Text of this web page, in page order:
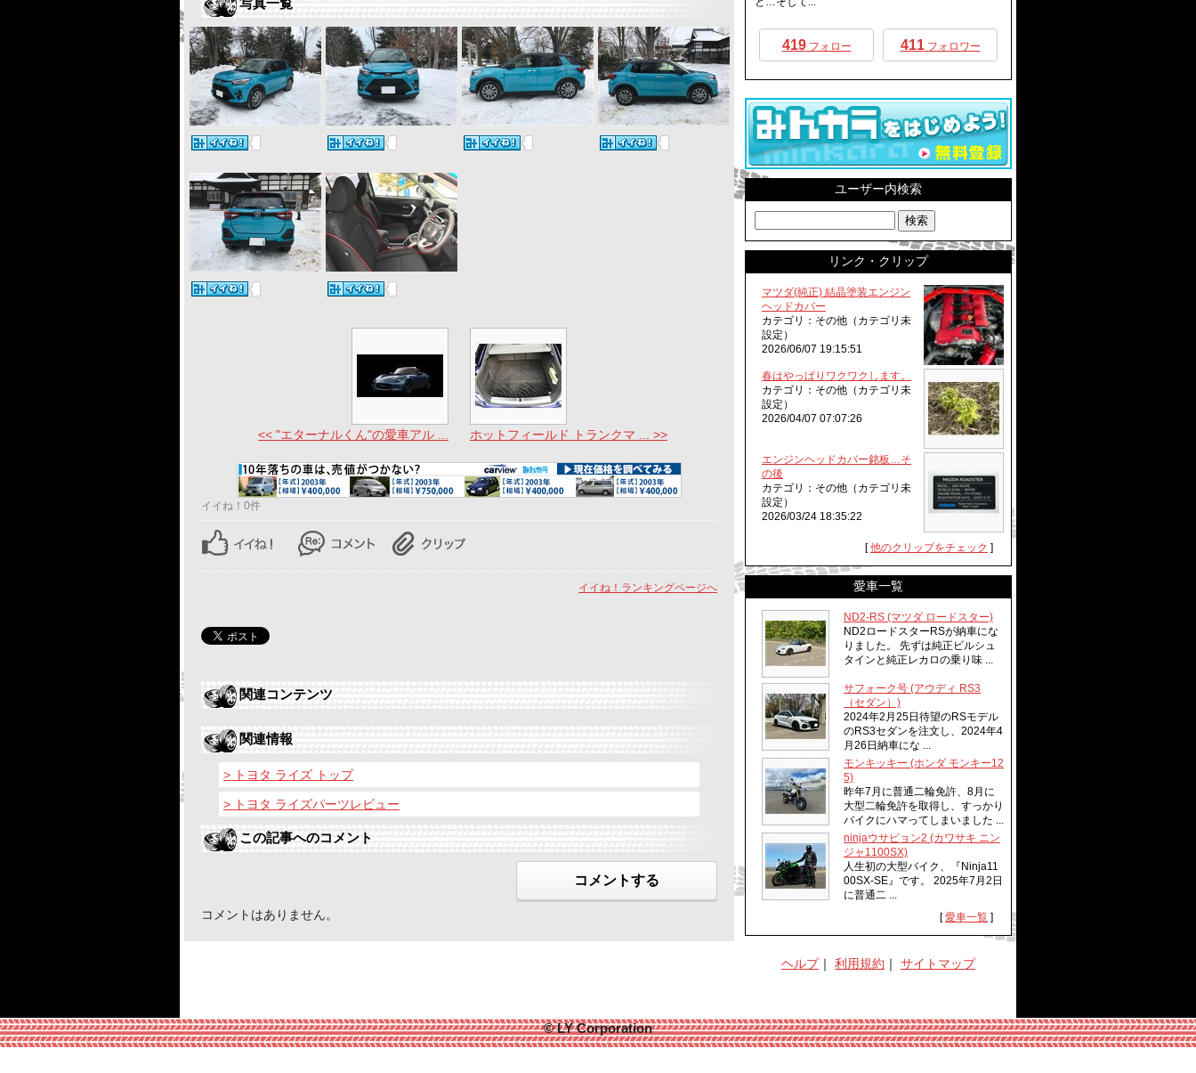
写真一覧
<< "エターナルくん"の愛車アル ... ホットフィールド トランクマ ... >>
イイね！0件
イイね！ランキングページへ
関連コンテンツ
関連情報
> トヨタ ライズ トップ
> トヨタ ライズパーツレビュー
この記事へのコメント
コメントする
コメントはありません。
419フォロー 411フォロワー
ユーザー内検索
リンク・クリップ
マツダ(純正) 結晶塗装エンジン
ヘッドカバー
カテゴリ：その他（カテゴリ未
設定）
2026/06/07 19:15:51
春はやっぱりワクワクします。
カテゴリ：その他（カテゴリ未
設定）
2026/04/07 07:07:26
エンジンヘッドカバー銘板…そ
の後
カテゴリ：その他（カテゴリ未
設定）
2026/03/24 18:35:22
[他のクリップをチェック ]
愛車一覧
ND2-RS (マツダ ロードスター)
ND2ロードスターRSが納車にな
りました。 先ずは純正ビルシュ
タインと純正レカロの乗り味 ...
サフォーク号 (アウディ RS3
（セダン）)
2024年2月25日待望のRSモデル
のRS3セダンを注文し、2024年4
月26日納車にな ...
モンキッキー (ホンダ モンキー12
5)
昨年7月に普通二輪免許、8月に
大型二輪免許を取得し、すっかり
バイクにハマってしまいました ...
ninjaウサピョン2 (カワサキ ニン
ジャ1100SX)
人生初の大型バイク、『Ninja11
00SX-SE』です。 2025年7月2日
に普通二 ...
[愛車一覧 ]
ヘルプ｜ 利用規約 ｜ サイトマップ
© LY Corporation